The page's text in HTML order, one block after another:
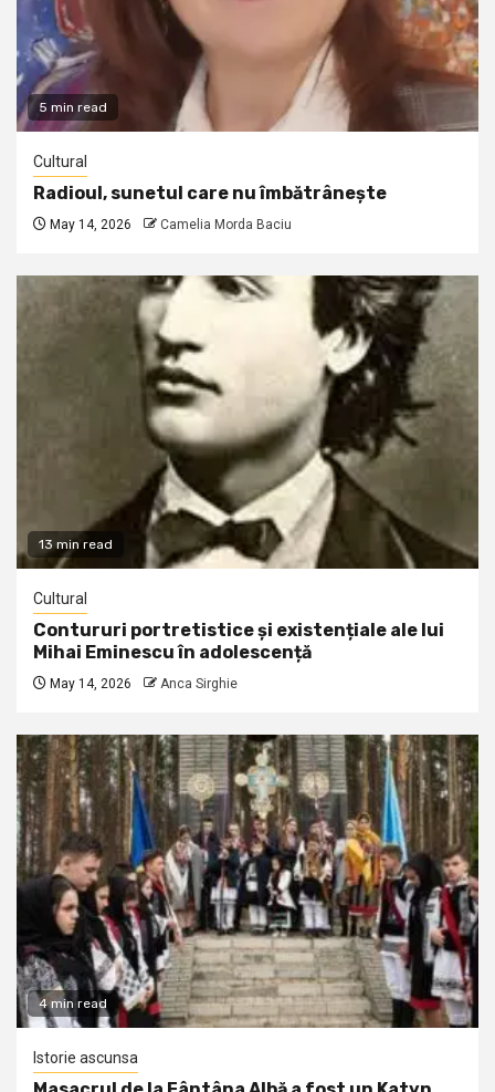
5 min read
Cultural
Radioul, sunetul care nu îmbătrânește
May 14, 2026 Camelia Morda Baciu
13 min read
Cultural
Contururi portretistice și existențiale ale lui
Mihai Eminescu în adolescență
May 14, 2026 Anca Sirghie
4 min read
Istorie ascunsa